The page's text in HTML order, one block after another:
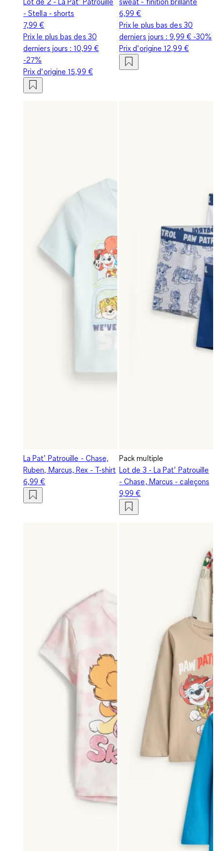
- Stella - shorts
7,99 €
Prix le plus bas des 30
derniers jours :10,99 €
-27%
Prix d‘origine15,99 €
6,99 €
Prix le plus bas des 30
derniers jours :9,99 €-30%
Prix d‘origine12,99 €
La Pat’ Patrouille - Chase,
Ruben, Marcus, Rex - T-shirt
6,99 €
Pack multiple
Lot de 3 - La Pat’ Patrouille
- Chase, Marcus - caleçons
9,99 €